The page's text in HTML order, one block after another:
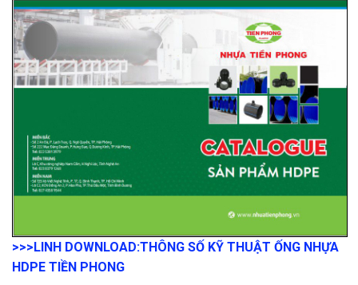
>>>LINH DOWNLOAD:THÔNG SỐ KỸ THUẬT ỐNG NHỰA
HDPE TIỀN PHONG